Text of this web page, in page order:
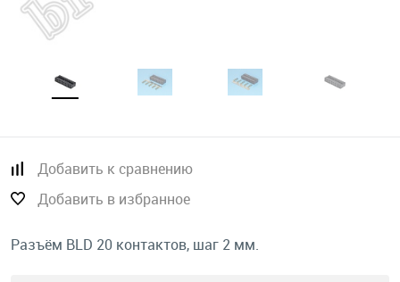
Добавить к сравнению
Добавить в избранное
Разъём BLD 20 контактов, шаг 2 мм.